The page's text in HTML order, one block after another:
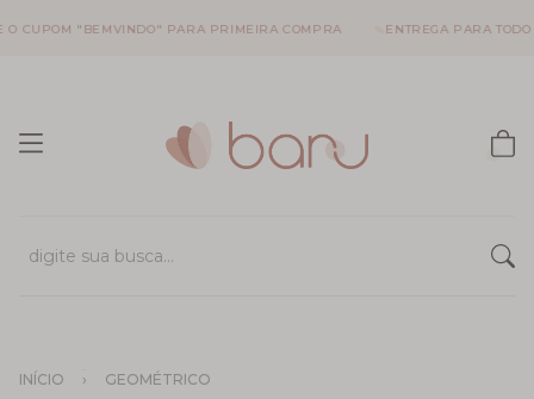
"BEMVINDO" PARA PRIMEIRA COMPRA ENTREGA PARA TODO O
INÍCIO › GEOMÉTRICO